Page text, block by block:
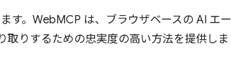
す。WebMCP は、ブラウザベースの AI エー
りするための忠実度の高い方法を提供しま